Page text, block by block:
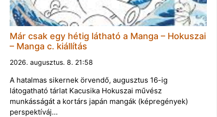
Már csak egy hétig látható a Manga – Hokuszai
– Manga c. kiállítás
2026. augusztus. 8. 21:58
A hatalmas sikernek örvendő, augusztus 16-ig
látogatható tárlat Kacusika Hokuszai művész
munkásságát a kortárs japán mangák (képregények)
perspektíváj…